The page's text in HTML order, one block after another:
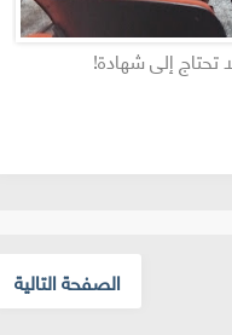
الصفحة التالية